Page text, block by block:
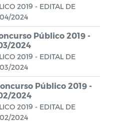
2019 - EDITAL DE
2024
Público 2019 -
2024
2019 - EDITAL DE
2024
Público 2019 -
2024
2019 - EDITAL DE
2024